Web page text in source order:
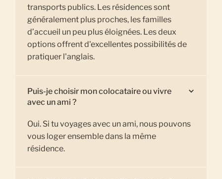
transports publics. Les résidences sont
généralement plus proches, les familles
d’accueil un peu plus éloignées. Les deux
options offrent d'excellentes possibilités de
pratiquer l'anglais.
Puis-je choisir mon colocataire ou vivre
avec un ami ?
Oui. Si tu voyages avec un ami, nous pouvons
vous loger ensemble dans la même
résidence.